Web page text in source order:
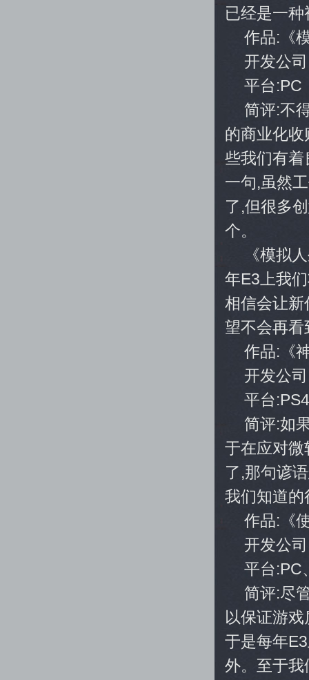
已经是一
作品:《
开发公
平台:PC
简评:不
的商业化
些我们有着
一句,虽然
了,但很多
个。
《模拟
年E3上我
相信会让新
望不会再
作品:《
开发公
平台:PS4
简评:如
于在应对
了,那句谚
我们知道的
作品:《
开发公
平台:PC
简评:尽
以保证游
于是每年
外。至于